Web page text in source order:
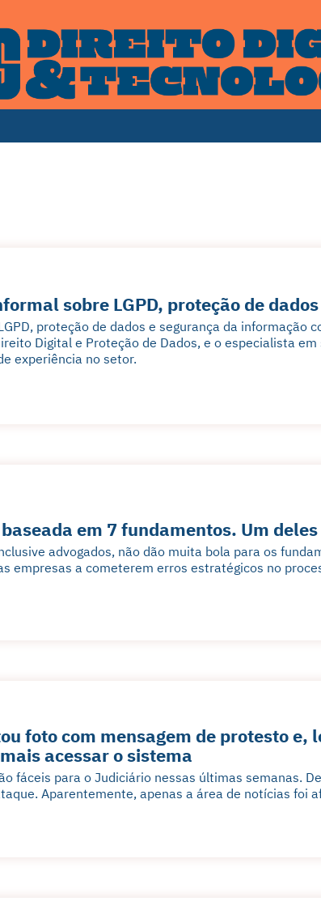
sobre LGPD, proteção de
proteção de dados e segurança da informação
Digital e Proteção de Dados, e o especialista
experiência no setor.
baseada em 7 fundamentos. Um
advogados, não dão muita bola para os
empresas a cometerem erros estratégicos no
foto com mensagem de protesto e,
acessar o sistema
fáceis para o Judiciário nessas últimas semanas.
Aparentemente, apenas a área de notícias foi